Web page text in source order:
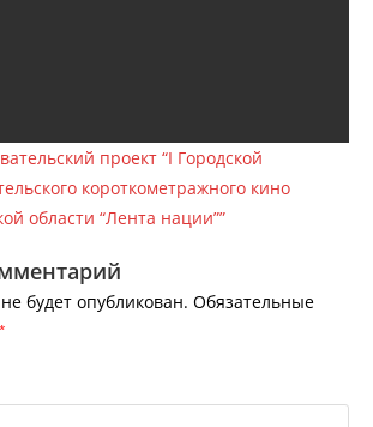
проект “I Городской
короткометражного кино
области “Лента нации””
будет опубликован. Обязательные
*